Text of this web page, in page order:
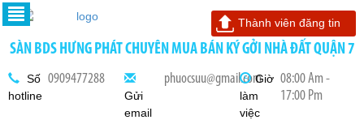
SÀN BDS HƯNG PHÁT CHUYÊN MUA BÁN KÝ GỞI NHÀ ĐẤT QUẬN 7
Số
hotline
0909477288
Gửi
email
phuocsuu@gmail.comGiờ
làm
việc
08:00 Am -
17:00 Pm
Thành viên đăng tin